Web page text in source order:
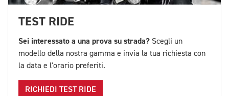
TEST RIDE
Sei interessato a una prova su strada? Scegli un
modello della nostra gamma e invia la tua richiesta con
la data e l'orario preferiti.
RICHIEDI TEST RIDE